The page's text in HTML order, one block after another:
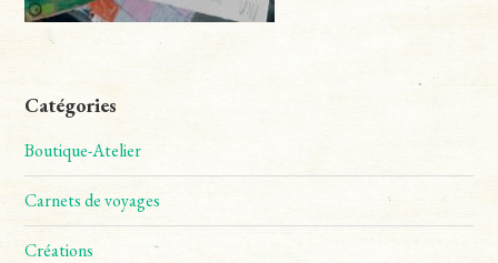
Catégories
Boutique-Atelier
Carnets de voyages
Créations